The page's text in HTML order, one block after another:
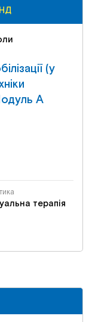
(у
А
терапія